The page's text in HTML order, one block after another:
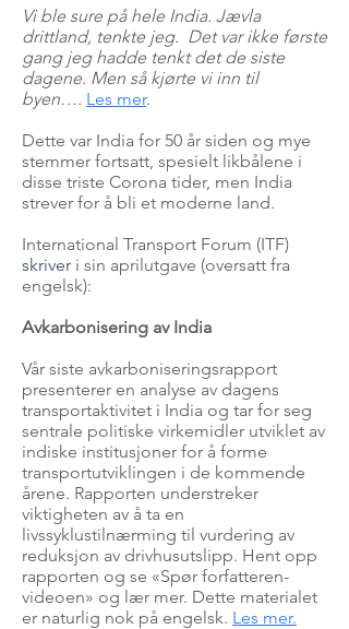
Vi ble sure på hele India. Jævla
drittland, tenkte jeg. Det var ikke første
gang jeg hadde tenkt det de siste
dagene. Men så kjørte vi inn til
byen…. Les mer.
Dette var India for 50 år siden og mye
stemmer fortsatt, spesielt likbålene i
disse triste Corona tider, men India
strever for å bli et moderne land.
International Transport Forum (ITF)
skriver i sin aprilutgave (oversatt fra
engelsk):
Avkarbonisering av India
Vår siste avkarboniseringsrapport
presenterer en analyse av dagens
transportaktivitet i India og tar for seg
sentrale politiske virkemidler utviklet av
indiske institusjoner for å forme
transportutviklingen i de kommende
årene. Rapporten understreker
viktigheten av å ta en
livssyklustilnærming til vurdering av
reduksjon av drivhusutslipp. Hent opp
rapporten og se «Spør forfatteren-
videoen» og lær mer. Dette materialet
er naturlig nok på engelsk. Les mer.